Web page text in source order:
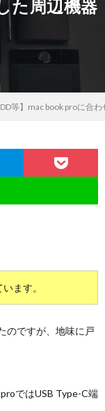
た周辺機器
等】mac book proに合
ます。
のですが、地味に戸
ではUSB Type-C端